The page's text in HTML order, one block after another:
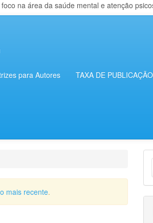
na área da saúde mental e atenção
para Autores TAXA DE PUBLICAÇÃO
mais recente.